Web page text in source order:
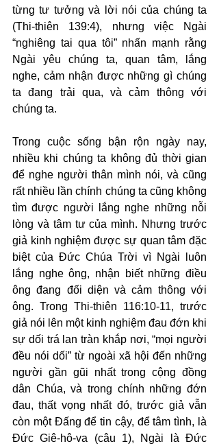
từng tư tưởng và lời nói của chúng ta
(Thi-thiên 139:4), nhưng việc Ngài
“nghiêng tai qua tôi” nhấn mạnh rằng
Ngài yêu chúng ta, quan tâm, lắng
nghe, cảm nhận được những gì chúng
ta đang trải qua, và cảm thông với
chúng ta.
Trong cuộc sống bận rộn ngày nay,
nhiều khi chúng ta không đủ thời gian
để nghe người thân mình nói, và cũng
rất nhiều lần chính chúng ta cũng không
tìm được người lắng nghe những nỗi
lòng và tâm tư của mình. Nhưng trước
giả kinh nghiệm được sự quan tâm đặc
biệt của Đức Chúa Trời vì Ngài luôn
lắng nghe ông, nhận biết những điều
ông đang đối diện và cảm thông với
ông. Trong Thi-thiên 116:10-11, trước
giả nói lên một kinh nghiệm đau đớn khi
sự dối trá lan tràn khắp nơi, “mọi người
đều nói dối” từ ngoài xã hội đến những
người gần gũi nhất trong cộng đồng
dân Chúa, và trong chính những đớn
đau, thất vọng nhất đó, trước giả vẫn
còn một Đấng để tin cậy, để tâm tình, là
Đức Giê-hô-va (câu 1), Ngài là Đức